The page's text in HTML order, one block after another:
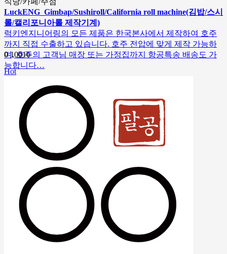
LuckENG_Gimbap/Sushiroll/California roll machine(김밥/스시
롤/캘리포니아롤 제작기계)
럭키엔지니어링의 모든 제품은 한국본사에서 제작하여 호주
까지 직접 수출하고 있습니다. 호주 전압에 맞게 제작 가능하
며, 호주의 고객님 매장 또는 가정집까지 항공특송 배송도 가
능합니다…
010016
Hot